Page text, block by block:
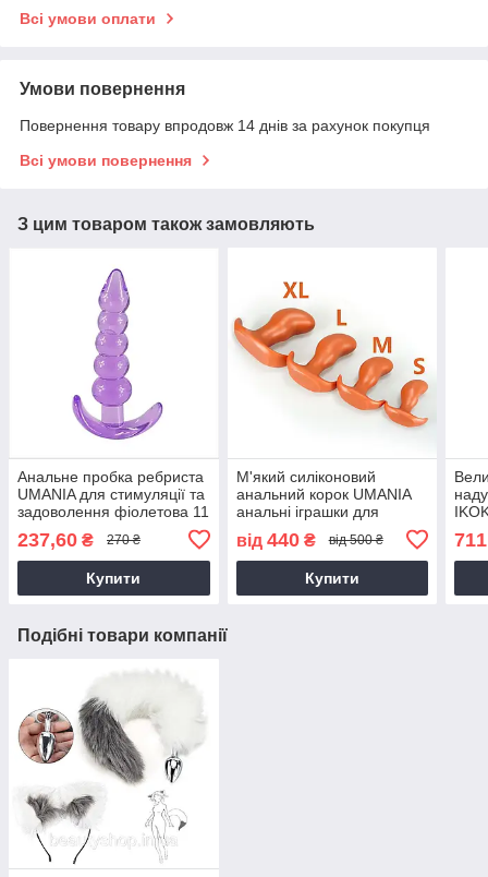
Всі умови оплати
Умови повернення
Повернення товару впродовж 14 днів за рахунок покупця
Всі умови повернення
З цим товаром також замовляють
Анальне пробка ребриста
UMANIA для стимуляції та
задоволення фіолетова 11
237,60 ₴ 270 ₴
Купити
М'який силіконовий
анальний корок UMANIA
анальні іграшки для
від 440₴ від 500 ₴
Купити
711
Подібні товари компанії